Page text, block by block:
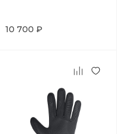
10 700 ₽